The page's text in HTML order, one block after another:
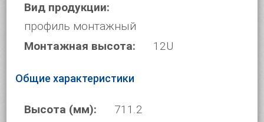
Вид продукции:
профиль монтажный
Монтажная высота:
12U
Общие характеристики
Высота (мм):
711.2